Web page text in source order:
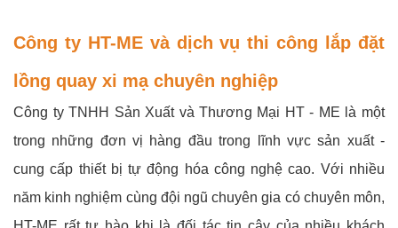
Công ty HT-ME và dịch vụ thi công lắp đặt
lồng quay xi mạ chuyên nghiệp
Công ty TNHH Sản Xuất và Thương Mại HT - ME là một
trong những đơn vị hàng đầu trong lĩnh vực sản xuất -
cung cấp thiết bị tự động hóa công nghệ cao. Với nhiều
năm kinh nghiệm cùng đội ngũ chuyên gia có chuyên môn,